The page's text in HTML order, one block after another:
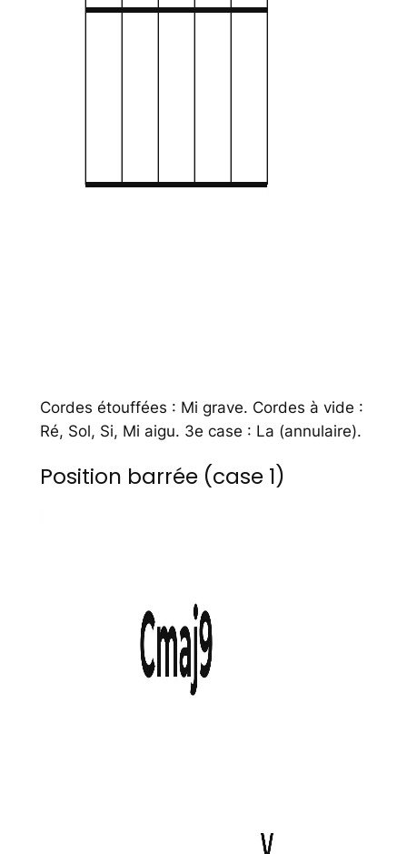
Cordes étouffées : Mi grave. Cordes à vide :
Ré, Sol, Si, Mi aigu. 3e case : La (annulaire).
Position barrée (case 1)